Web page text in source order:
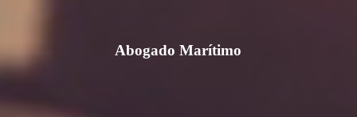
Abogado Marítimo